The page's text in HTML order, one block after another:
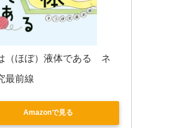
（ほぼ）液体である　ネ
最前線
Amazonで見る